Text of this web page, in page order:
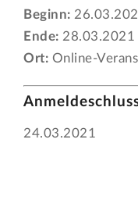
Beginn:
Ende: 28.03.2021
Ort: Online-
24.03.2021